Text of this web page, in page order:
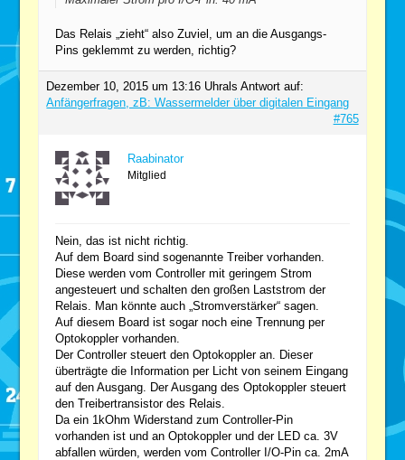
Das Relais „zieht“ also Zuviel, um an die Ausgangs-
Pins geklemmt zu werden, richtig?
Dezember 10, 2015 um 13:16 Uhrals Antwort auf:
Anfängerfragen, zB: Wassermelder über digitalen Eingang
#765
Raabinator
Mitglied
Nein, das ist nicht richtig.
Auf dem Board sind sogenannte Treiber vorhanden.
Diese werden vom Controller mit geringem Strom
angesteuert und schalten den großen Laststrom der
Relais. Man könnte auch „Stromverstärker“ sagen.
Auf diesem Board ist sogar noch eine Trennung per
Optokoppler vorhanden.
Der Controller steuert den Optokoppler an. Dieser
überträgte die Information per Licht von seinem Eingang
auf den Ausgang. Der Ausgang des Optokoppler steuert
den Treibertransistor des Relais.
Da ein 1kOhm Widerstand zum Controller-Pin
vorhanden ist und an Optokoppler und der LED ca. 3V
abfallen würden, werden vom Controller I/O-Pin ca. 2mA